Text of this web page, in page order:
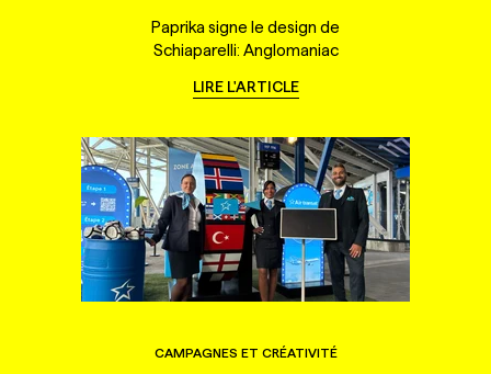
Paprika signe le design de
Schiaparelli: Anglomaniac
LIRE L'ARTICLE
CAMPAGNES ET CRÉATIVITÉ